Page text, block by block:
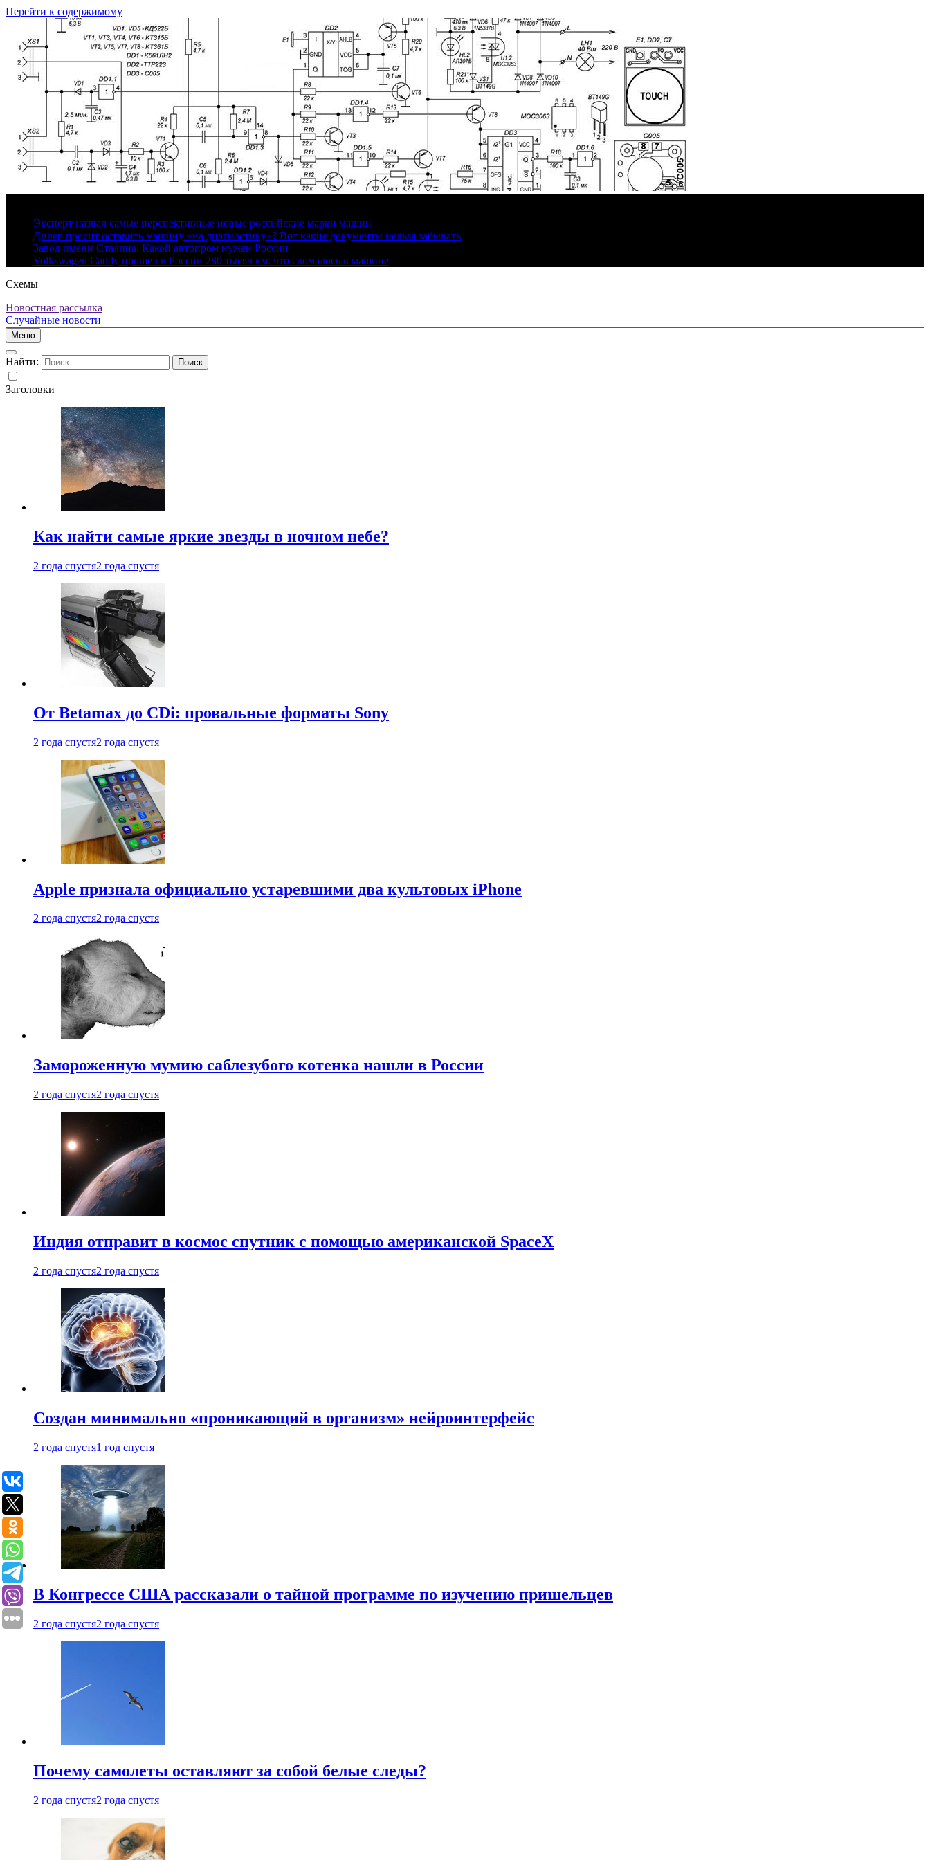
Перейти к содержимому
Эксперт назвал самые перспективные новые российские марки машин
Дилер просит оставить машину «на диагностику»? Вот какие документы нельзя забывать
Завод имени Сталина. Какой автопром нужен России
Volkswagen Caddy прошел в России 280 тысяч км: что сломалось в машине
Схемы
Новостная рассылка
Случайные новости
Меню
Найти:
Заголовки
Как найти самые яркие звезды в ночном небе?
2 года спустя2 года спустя
От Betamax до CDi: провальные форматы Sony
2 года спустя2 года спустя
Apple признала официально устаревшими два культовых iPhone
2 года спустя2 года спустя
Замороженную мумию саблезубого котенка нашли в России
2 года спустя2 года спустя
Индия отправит в космос спутник с помощью американской SpaceX
2 года спустя2 года спустя
Создан минимально «проникающий в организм» нейроинтерфейс
2 года спустя1 год спустя
В Конгрессе США рассказали о тайной программе по изучению пришельцев
2 года спустя2 года спустя
Почему самолеты оставляют за собой белые следы?
2 года спустя2 года спустя